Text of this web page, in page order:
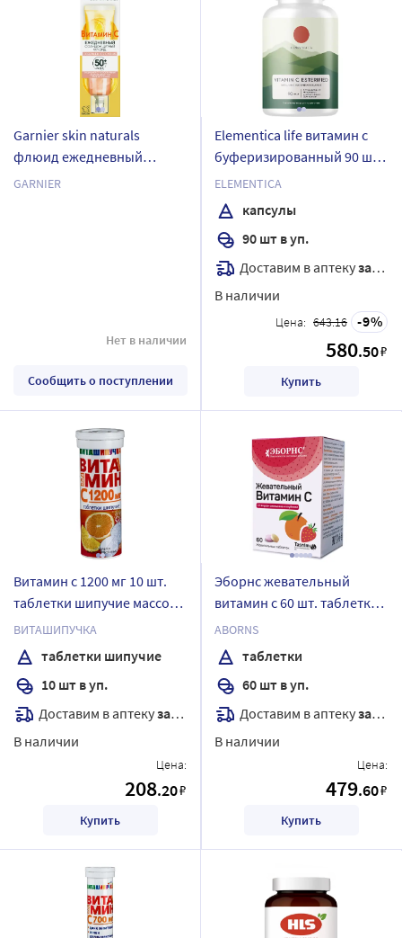
Garnier skin naturals
флюид ежедневный
солнцезащитный витамин
GARNIER
Нет в наличии
Сообщить о поступлении
Elementica life витамин с
буферизированный 90 шт.
капсулы массой 600 мг
ELEMENTICA
капсулы
90 шт в уп.
Доставим в аптекузавтра
В наличии
Цена: 643.16 9
580.50₽
Купить
Витамин с 1200 мг 10 шт.
таблетки шипучие массой
4 гр
ВИТАШИПУЧКА
таблетки шипучие
10 шт в уп.
Доставим в аптекузавтра
В наличии
Цена:
208.20₽
Купить
Эборнс жевательный
витамин с 60 шт. таблетки
массой 870 мг со вкусом
апельсина и клубники
ABORNS
таблетки
60 шт в уп.
Доставим в аптекузавтра
В наличии
Цена:
479.60₽
Купить